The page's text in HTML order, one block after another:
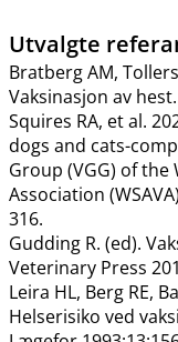
Utvalgte
Bratberg AM,
Vaksinasjon av
Squires RA, et al.
dogs and cats-
Group (VGG) of
Association
316.
Gudding R. (ed).
Veterinary Press
Leira HL, Berg RE,
Helserisiko ved